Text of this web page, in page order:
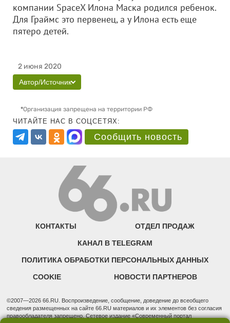
компании SpaceX Илона Маска родился ребенок.
Для Граймс это первенец, а у Илона есть еще
пятеро детей.
2 июня 2020
Автор/Источник
*Организация запрещена на территории РФ
ЧИТАЙТЕ НАС В СОЦСЕТЯХ:
Сообщить новость
КОНТАКТЫ ОТДЕЛ ПРОДАЖ
КАНАЛ В TELEGRAM
ПОЛИТИКА ОБРАБОТКИ ПЕРСОНАЛЬНЫХ ДАННЫХ
COOKIE НОВОСТИ ПАРТНЕРОВ
©2007—2026 66.RU. Воспроизведение, сообщение, доведение до всеобщего
сведения размещенных на сайте 66.RU материалов и их элементов без согласия
правообладателя запрещено. Сетевое издание «Современный портал